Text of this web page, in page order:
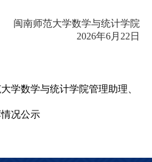
闽南师范大学数学与统计学院
2026年6月22日
学数学与统计学院管理助理、
况公示